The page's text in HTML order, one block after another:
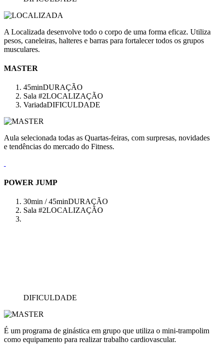
A Localizada desenvolve todo o corpo de uma forma eficaz. Utiliza
pesos, caneleiras, halteres e barras para fortalecer todos os grupos
musculares.
MASTER
45minDURAÇÃO
Sala #2LOCALIZAÇÃO
VariadaDIFICULDADE
Aula selecionada todas as Quartas-feiras, com surpresas, novidades
e tendências do mercado do Fitness.
POWER JUMP
30min / 45minDURAÇÃO
Sala #2LOCALIZAÇÃO
DIFICULDADE
É um programa de ginástica em grupo que utiliza o mini-trampolim
como equipamento para realizar trabalho cardiovascular.